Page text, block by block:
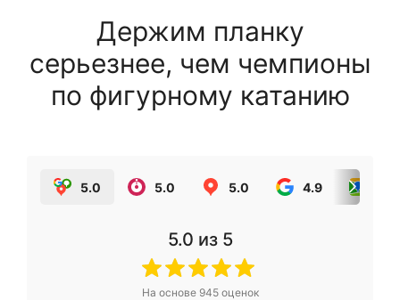
Держим планку
серьезнее, чем чемпионы
по фигурному катанию
5.0 5.0 5.0 4.9
5.0 из 5
На основе 945оценок